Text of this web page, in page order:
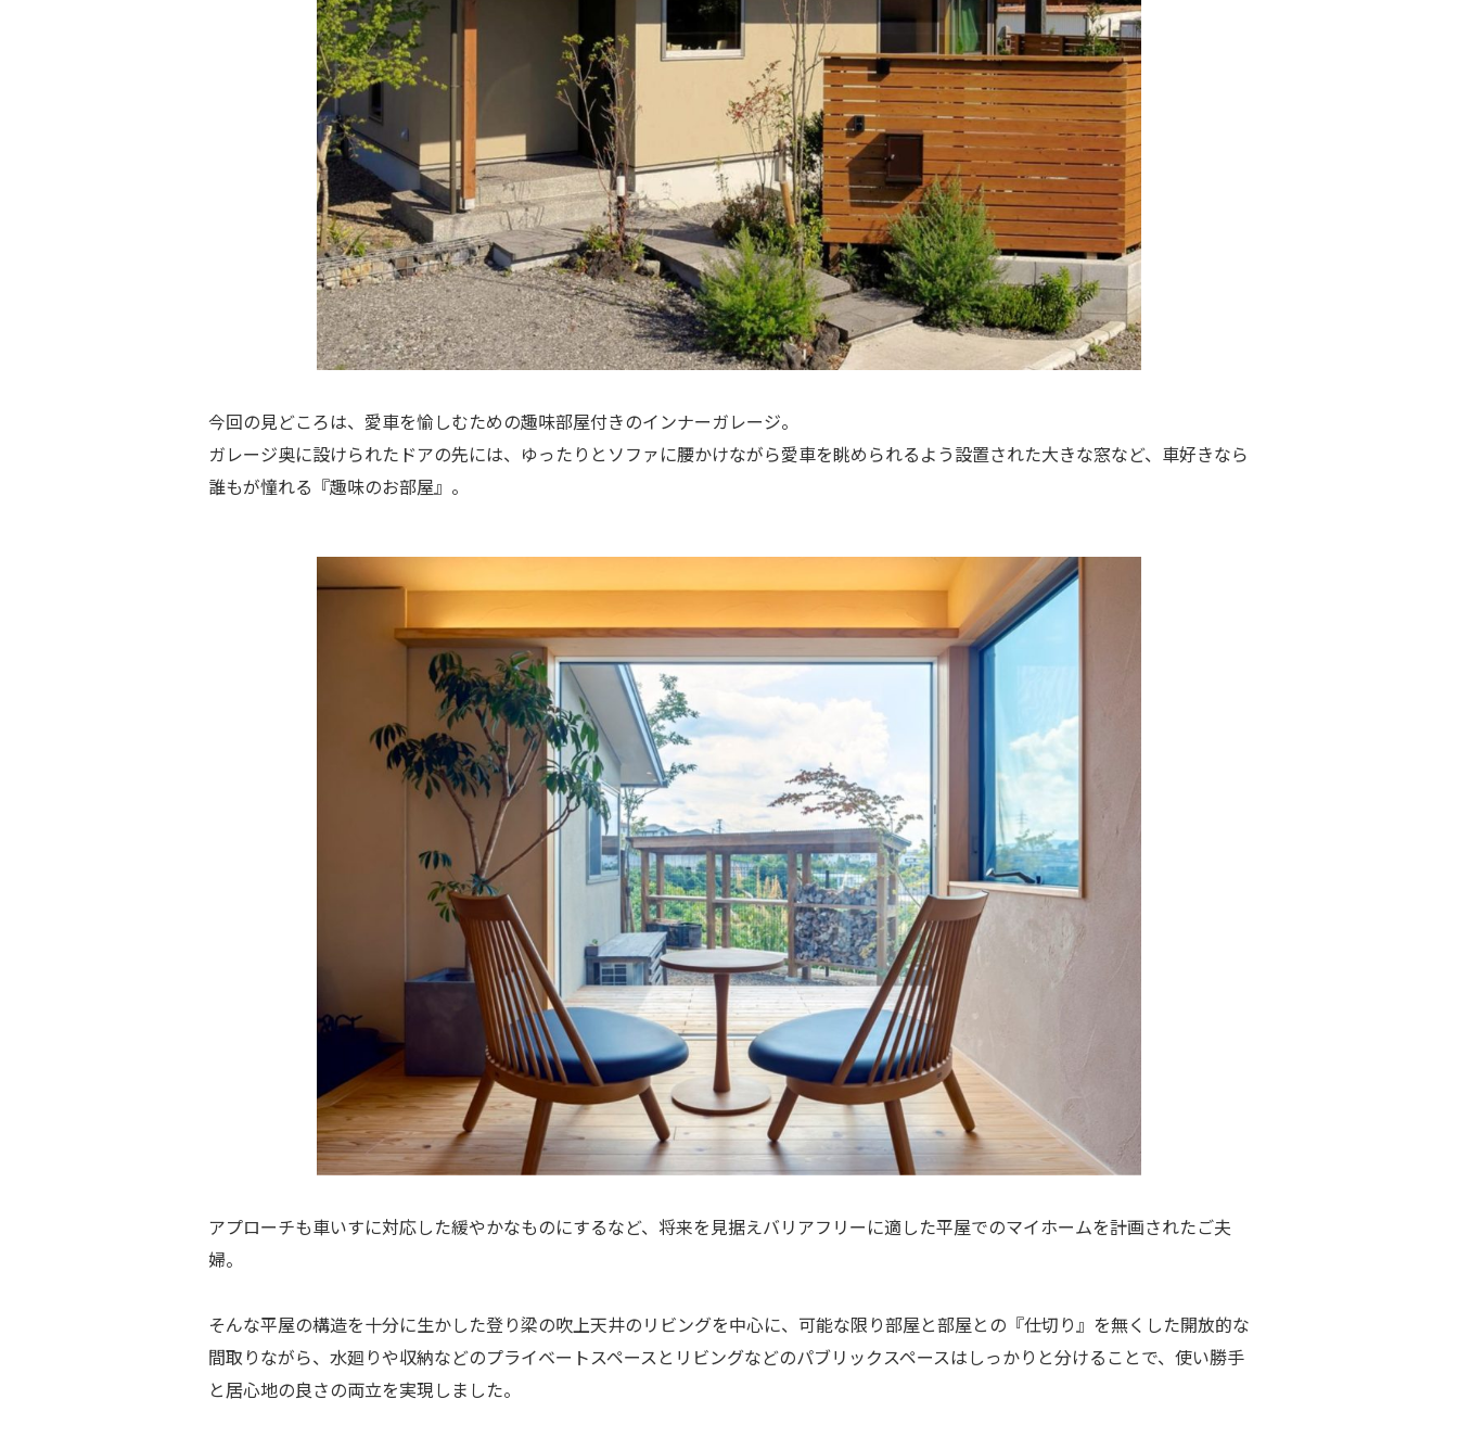
今回の見どころは、愛車を愉しむための趣味部屋付きのインナーガレージ。
ガレージ奥に設けられたドアの先には、ゆったりとソファに腰かけながら愛車を眺められるよう設置された大きな窓など、車好きなら
誰もが憧れる『趣味のお部屋』。
アプローチも車いすに対応した緩やかなものにするなど、将来を見据えバリアフリーに適した平屋でのマイホームを計画されたご夫
婦。
そんな平屋の構造を十分に生かした登り梁の吹上天井のリビングを中心に、可能な限り部屋と部屋との『仕切り』を無くした開放的な
間取りながら、水廻りや収納などのプライベートスペースとリビングなどのパブリックスペースはしっかりと分けることで、使い勝手
と居心地の良さの両立を実現しました。